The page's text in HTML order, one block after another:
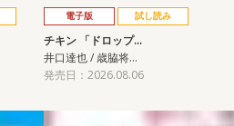
電子版 試し読み
チキン 「ドロップ…
井口達也 / 歳脇将…
発売日：2026.08.06